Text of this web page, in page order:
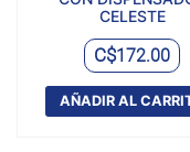
CELESTE
C$172.00
AÑADIR AL